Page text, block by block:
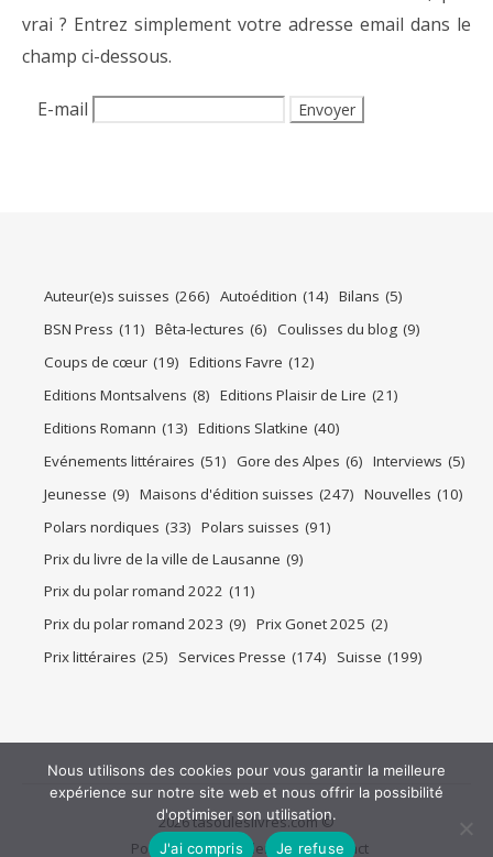
vrai ? Entrez simplement votre adresse email dans le
champ ci-dessous.
E-mail
Auteur(e)s suisses (266) Autoédition (14) Bilans (5)
BSN Press (11) Bêta-lectures (6) Coulisses du blog (9)
Coups de cœur (19) Editions Favre (12)
Editions Montsalvens (8) Editions Plaisir de Lire (21)
Editions Romann (13) Editions Slatkine (40)
Evénements littéraires (51) Gore des Alpes (6) Interviews (5)
Jeunesse (9) Maisons d'édition suisses (247) Nouvelles (10)
Polars nordiques (33) Polars suisses (91)
Prix du livre de la ville de Lausanne (9)
Prix du polar romand 2022 (11)
Prix du polar romand 2023 (9) Prix Gonet 2025 (2)
Prix littéraires (25) Services Presse (174) Suisse (199)
2026 tasouleslivres.com ©
Politique de confidentialité Contact
Nous utilisons des cookies pour vous garantir la meilleure
expérience sur notre site web et nous offrir la possibilité
d'optimiser son utilisation.
J'ai compris
Je refuse